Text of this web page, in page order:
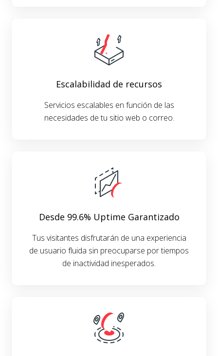
Escalabilidad de recursos
Servicios escalables en función de las
necesidades de tu sitio web o correo.
Desde 99.6% Uptime Garantizado
Tus visitantes disfrutarán de una experiencia
de usuario fluida sin preocuparse por tiempos
de inactividad inesperados.